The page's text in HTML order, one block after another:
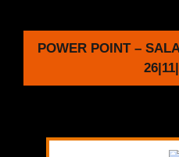
POWER POINT –